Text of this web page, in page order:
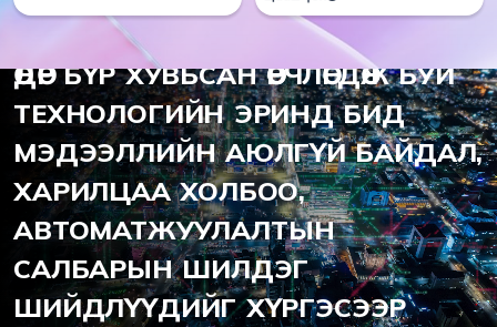
ӨДӨР БҮР ХУВЬСАН ӨӨРЧЛӨГДӨЖ БУЙ
ТЕХНОЛОГИЙН ЭРИНД БИД
МЭДЭЭЛЛИЙН АЮЛГҮЙ БАЙДАЛ,
ХАРИЛЦАА ХОЛБОО,
АВТОМАТЖУУЛАЛТЫН
САЛБАРЫН ШИЛДЭГ
ШИЙДЛҮҮДИЙГ ХҮРГЭСЭЭР